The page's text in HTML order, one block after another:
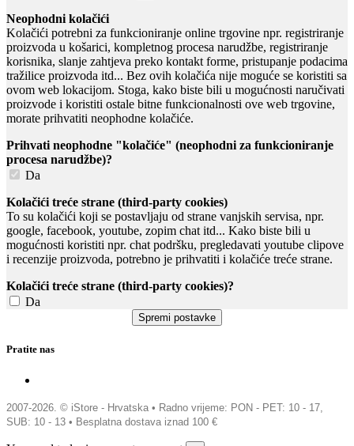
Neophodni kolačići
Kolačići potrebni za funkcioniranje online trgovine npr. registriranje
proizvoda u košarici, kompletnog procesa narudžbe, registriranje
korisnika, slanje zahtjeva preko kontakt forme, pristupanje podacima
tražilice proizvoda itd... Bez ovih kolačića nije moguće se koristiti sa
ovom web lokacijom. Stoga, kako biste bili u mogućnosti naručivati
proizvode i koristiti ostale bitne funkcionalnosti ove web trgovine,
morate prihvatiti neophodne kolačiće.
Prihvati neophodne "kolačiće" (neophodni za funkcioniranje
procesa narudžbe)?
Da
Kolačići treće strane (third-party cookies)
To su kolačići koji se postavljaju od strane vanjskih servisa, npr.
google, facebook, youtube, zopim chat itd... Kako biste bili u
mogućnosti koristiti npr. chat podršku, pregledavati youtube clipove
i recenzije proizvoda, potrebno je prihvatiti i kolačiće treće strane.
Kolačići treće strane (third-party cookies)?
Da
Pratite nas
2007-2026. © iStore - Hrvatska • Radno vrijeme: PON - PET: 10 - 17,
SUB: 10 - 13 • Besplatna dostava iznad 100 €